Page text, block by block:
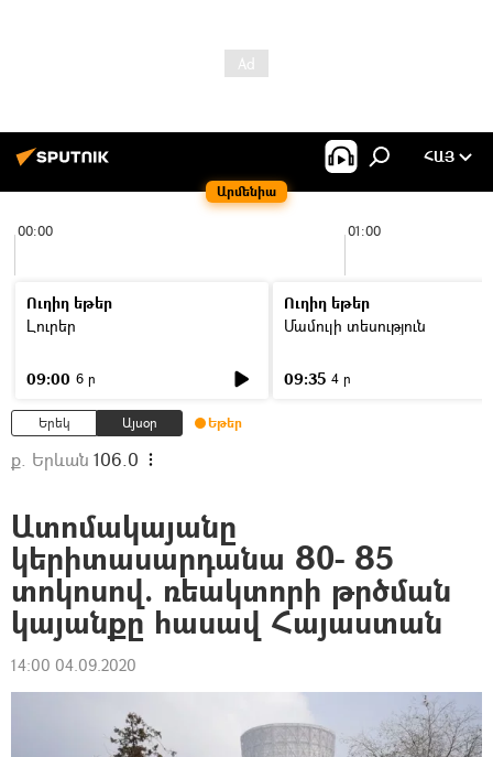
Արմենիա
ՀԱՅ
00:00 01:00
Ուղիղ եթեր
Լուրեր
09:00 6 ր
Ուղիղ եթեր
Մամուլի տեսություն
09:35 4 ր
Երեկ Այսօր Եթեր
ք. Երևան 106.0
Ատոմակայանը
կերիտասարդանա 80- 85
տոկոսով. ռեակտորի թրծման
կայանքը հասավ Հայաստան
14:00 04.09.2020